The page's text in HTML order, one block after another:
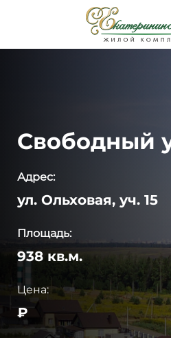
Свободный
Адрес:
ул. Ольховая, уч. 15
Площадь:
938 кв.м.
Цена:
₽